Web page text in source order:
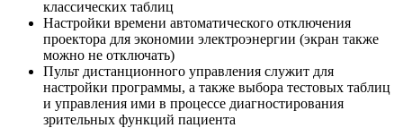
классических таблиц
Настройки времени автоматического отключения
проектора для экономии электроэнергии (экран также
можно не отключать)
Пульт дистанционного управления служит для
настройки программы, а также выбора тестовых таблиц
и управления ими в процессе диагностирования
зрительных функций пациента